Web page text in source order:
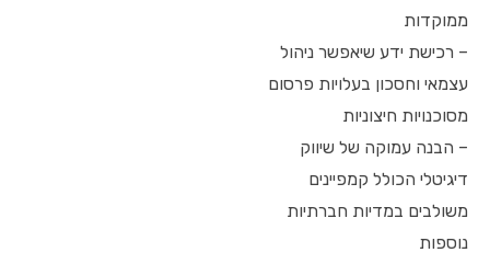
ממוקדות
– רכישת ידע שיאפשר ניהול
עצמאי וחסכון בעלויות פרסום
מסוכנויות חיצוניות
– הבנה עמוקה של שיווק
דיגיטלי הכולל קמפיינים
משולבים במדיות חברתיות
נוספות